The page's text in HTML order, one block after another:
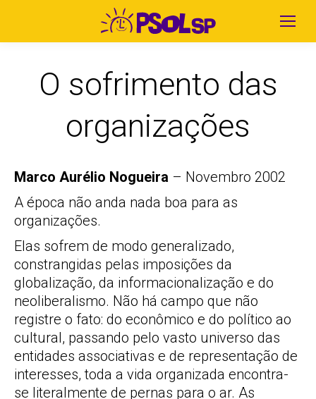
O sofrimento das
organizações
Marco Aurélio Nogueira – Novembro 2002
A época não anda nada boa para as
organizações.
Elas sofrem de modo generalizado,
constrangidas pelas imposições da
globalização, da informacionalização e do
neoliberalismo. Não há campo que não
registre o fato: do econômico e do político ao
cultural, passando pelo vasto universo das
entidades associativas e de representação de
interesses, toda a vida organizada encontra-
se literalmente de pernas para o ar. As